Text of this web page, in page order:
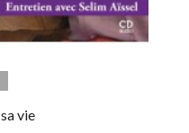
vie